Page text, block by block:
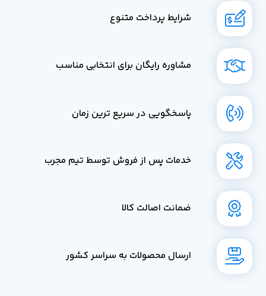
شرایط پرداخت متنوع
مشاوره رایگان برای انتخابی مناسب
پاسخگویی در سریع ترین زمان
خدمات پس از فروش توسط تیم مجرب
ضمانت اصالت کالا
ارسال محصولات به سراسر کشور